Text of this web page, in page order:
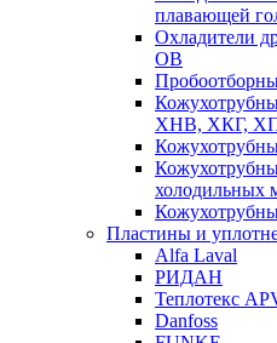
плавающей
Охладители
ОВ
ХНВ, ХКГ,
холодильных
Пластины и
Alfa Laval
РИДАН
Теплотекс
Danfoss